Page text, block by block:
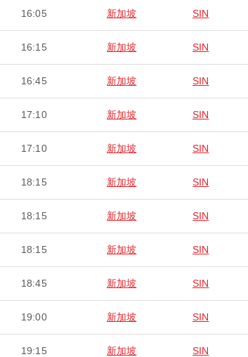
16:05 新加坡 SIN
16:15 新加坡 SIN
16:45 新加坡 SIN
17:10 新加坡 SIN
17:10 新加坡 SIN
18:15 新加坡 SIN
18:15 新加坡 SIN
18:15 新加坡 SIN
18:45 新加坡 SIN
19:00 新加坡 SIN
19:15 新加坡 SIN